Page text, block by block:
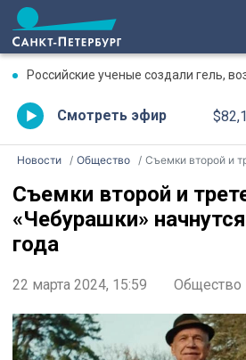
Российские ученые создали гель,
Смотреть эфир
Новости Общество Съемки второй и третей
Съемки второй и
«Чебурашки»
года
22 марта 2024, 15:59 Общество